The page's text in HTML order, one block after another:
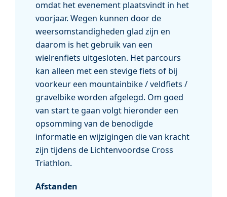
omdat het evenement plaatsvindt in het
voorjaar. Wegen kunnen door de
weersomstandigheden glad zijn en
daarom is het gebruik van een
wielrenfiets uitgesloten. Het parcours
kan alleen met een stevige fiets of bij
voorkeur een mountainbike / veldfiets /
gravelbike worden afgelegd. Om goed
van start te gaan volgt hieronder een
opsomming van de benodigde
informatie en wijzigingen die van kracht
zijn tijdens de Lichtenvoordse Cross
Triathlon.
Afstanden